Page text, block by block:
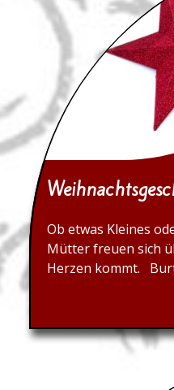
Ob etwas Kleines
Mütter freuen sich
Herzen kommt.